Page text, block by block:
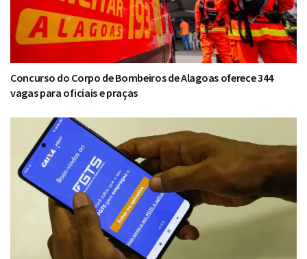
Concurso do Corpo de Bombeiros de Alagoas oferece 344
vagas para oficiais e praças